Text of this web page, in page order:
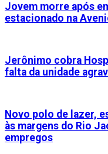
Jovem morre após
estacionado na
Jerônimo cobra
falta da unidade
Novo polo de lazer,
às margens do Rio
empregos